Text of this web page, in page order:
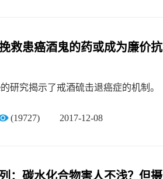
救患癌酒鬼的药或成为廉价抗
研究揭示了戒酒硫击退癌症的机制。
(19727) 2017-12-08
：碳水化合物害人不浅？但摄